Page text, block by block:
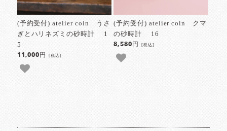
(予約受付) atelier coin うさ
ぎとハリネズミの砂時計 1
5
11,000円[税込]
(予約受付) atelier coin クマ
の砂時計 16
8,580円 [税込]